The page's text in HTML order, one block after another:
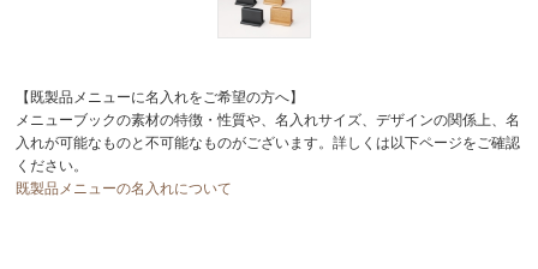
【既製品メニューに名入れをご希望の方へ】
メニューブックの素材の特徴・性質や、名入れサイズ、デザインの関係上、名
入れが可能なものと不可能なものがございます。詳しくは以下ページをご確認
ください。
既製品メニューの名入れについて